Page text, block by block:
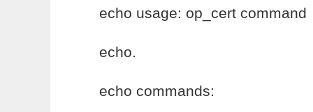
echo usage: op_cert command
echo.
echo commands: